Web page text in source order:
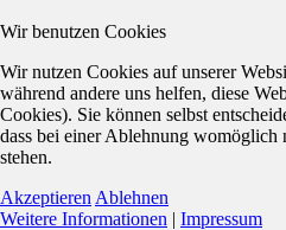
Wir benutzen Cookies
Wir nutzen Cookies auf unserer
während andere uns helfen, diese
Cookies). Sie können selbst
dass bei einer Ablehnung
stehen.
Akzeptieren Ablehnen
Weitere Informationen | Impressum